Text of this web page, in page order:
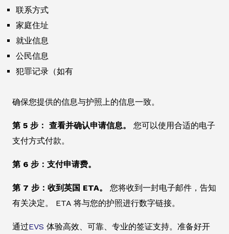
联系方式
家庭住址
就业信息
公民信息
犯罪记录（如有
确保您提供的信息与护照上的信息一致。
第 5 步： 查看并确认申请信息。
您可以使用合适的电子
支付方式付款。
第 6 步：支付申请费。
第 7 步：收到英国 ETA。
您将收到一封电子邮件，告知
有关决定。 ETA 将与您的护照进行数字链接。
通过EVS 体验高效、可靠、专业的签证支持。准备好开